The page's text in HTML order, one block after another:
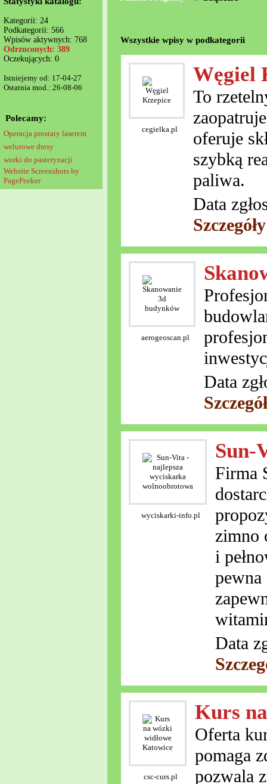
Kategorii: 24
Podkategorii: 566
Wpisów aktywnych: 768
Odrzuconych: 389
Oczekujących: 0
Istniejemy od: 17-04-27
Ostatnia mod.: 26-08-06
Polecamy:
Operacja prostaty laserem
welurowe dresy
worki do pasteryzacji
Website Screenshots by
PagePeeker
Wszystkie wpisy w podkategorii
cegielka.pl
Węgiel
To
oferuje
szybką
paliwa.
Data
aerogeoscan.pl
Data
wyciskarki-info.pl
Sun-
Firma
zimno
i
pewna
Data
csc-curs.pl
Kurs
Oferta
pomaga
pozwala